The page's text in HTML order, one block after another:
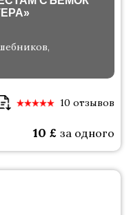
10 отзывов
10 £ за одного